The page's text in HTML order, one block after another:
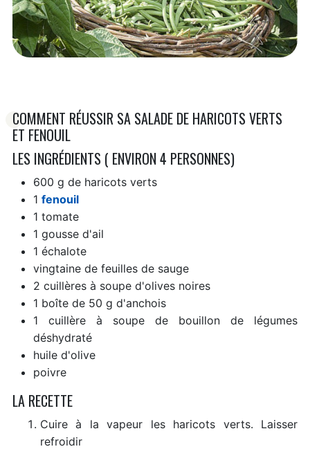
COMMENT RÉUSSIR SA SALADE DE HARICOTS VERTS
ET FENOUIL
LES INGRÉDIENTS ( ENVIRON 4 PERSONNES)
600 g de haricots verts
1 fenouil
1 tomate
1 gousse d'ail
1 échalote
vingtaine de feuilles de sauge
2 cuillères à soupe d'olives noires
1 boîte de 50 g d'anchois
1 cuillère à soupe de bouillon de légumes
déshydraté
huile d'olive
poivre
LA RECETTE
Cuire à la vapeur les haricots verts. Laisser
refroidir